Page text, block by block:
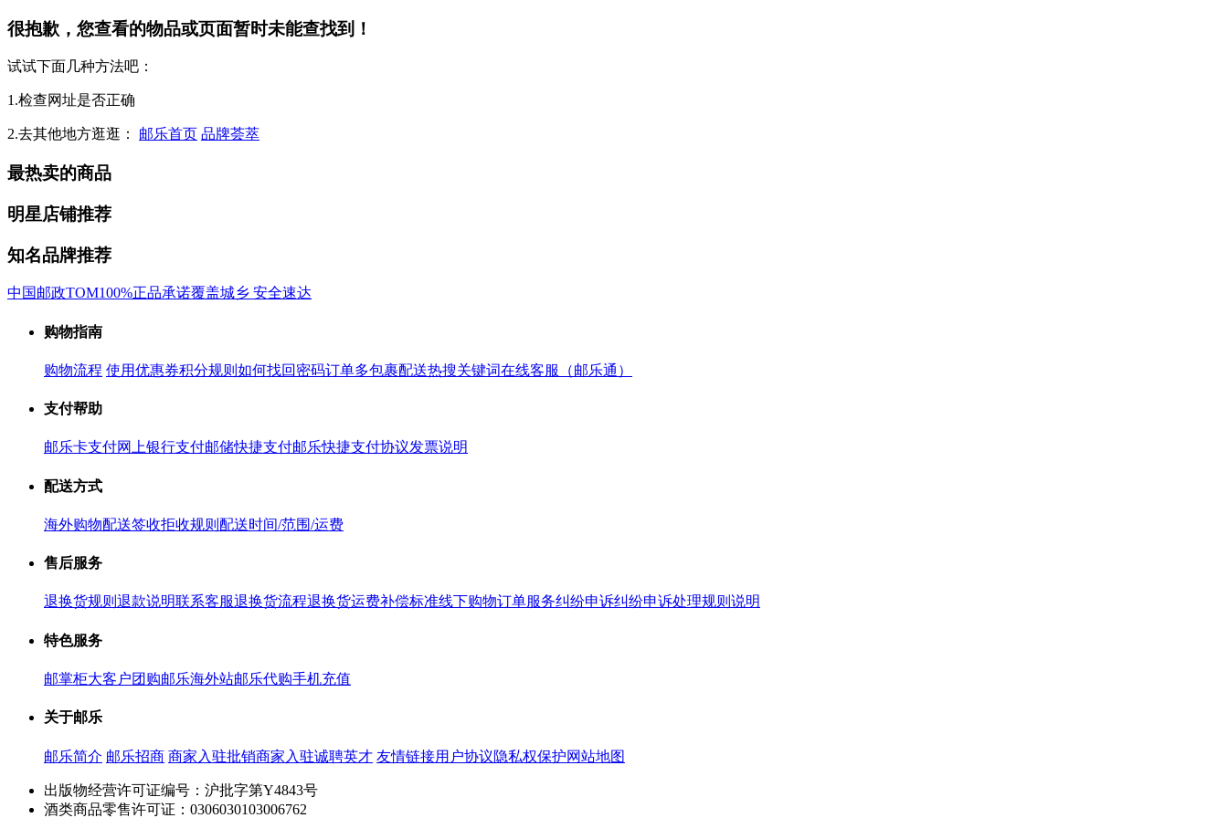
很抱歉，您查看的物品或页面暂时未能查找到！
试试下面几种方法吧：
1.检查网址是否正确
2.去其他地方逛逛： 邮乐首页 品牌荟萃
最热卖的商品
明星店铺推荐
知名品牌推荐
中国邮政TOM100%正品承诺覆盖城乡 安全速达
购物指南
购物流程 使用优惠券积分规则 如何找回密码订单多包裹配送热搜关键词在线客服（邮乐通）
支付帮助
邮乐卡支付网上银行支付邮储快捷支付邮乐快捷支付协议发票说明
配送方式
海外购物配送签收拒收规则 配送时间/范围/运费
售后服务
退换货规则 退款说明联系客服退换货流程退换货运费补偿标准线下购物订单服务纠纷申诉纠纷申诉处理规则说明
特色服务
邮掌柜大客户团购邮乐海外站邮乐代购手机充值
关于邮乐
邮乐简介 邮乐招商 商家入驻批销商家入驻诚聘英才 友情链接用户协议隐私权保护网站地图
出版物经营许可证编号：沪批字第Y4843号
酒类商品零售许可证：0306030103006762